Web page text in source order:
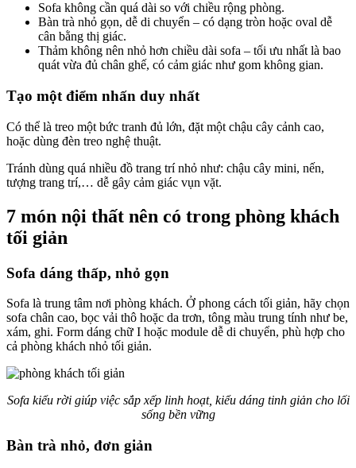
Sofa không cần quá dài so với chiều rộng phòng.
Bàn trà nhỏ gọn, dễ di chuyển – có dạng tròn hoặc oval dễ
cân bằng thị giác.
Thảm không nên nhỏ hơn chiều dài sofa – tối ưu nhất là bao
quát vừa đủ chân ghế, có cảm giác như gom không gian.
Tạo một điểm nhấn duy nhất
Có thể là treo một bức tranh đủ lớn, đặt một chậu cây cảnh cao,
hoặc dùng đèn treo nghệ thuật.
Tránh dùng quá nhiều đồ trang trí nhỏ như: chậu cây mini, nến,
tượng trang trí,… dễ gây cảm giác vụn vặt.
7 món nội thất nên có trong phòng khách
tối giản
Sofa dáng thấp, nhỏ gọn
Sofa là trung tâm nơi phòng khách. Ở phong cách tối giản, hãy chọn
sofa chân cao, bọc vải thô hoặc da trơn, tông màu trung tính như be,
xám, ghi. Form dáng chữ I hoặc module dễ di chuyển, phù hợp cho
cả phòng khách nhỏ tối giản.
Sofa kiểu rời giúp việc sắp xếp linh hoạt, kiểu dáng tinh giản cho lối
sống bền vững
Bàn trà nhỏ, đơn giản